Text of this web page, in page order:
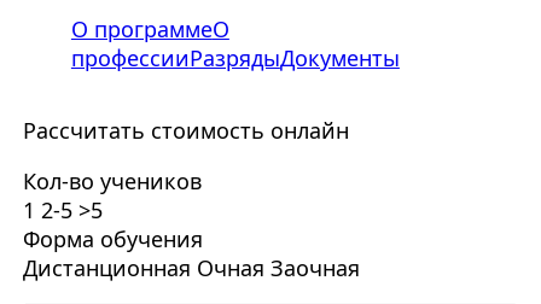
О программеО
профессииРазрядыДокументы
Рассчитать стоимость онлайн
Кол-во учеников
1 2-5 >5
Форма обучения
Дистанционная Очная Заочная